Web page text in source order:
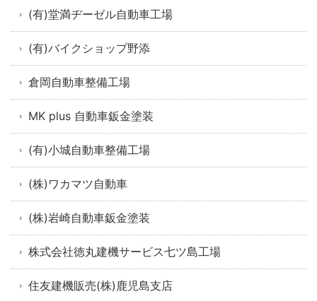
(有)堂満ヂーゼル自動車工場
(有)バイクショップ野添
倉岡自動車整備工場
MK plus 自動車鈑金塗装
(有)小城自動車整備工場
(株)ワカマツ自動車
(株)岩崎自動車鈑金塗装
株式会社徳丸建機サービス七ツ島工場
住友建機販売(株)鹿児島支店